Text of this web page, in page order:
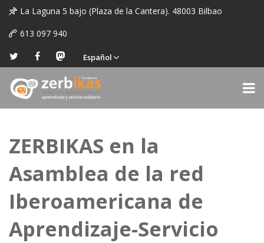
La Laguna 5 bajo (Plaza de la Cantera). 48003 Bilbao
613 097 940
Español
ZERBIKAS en la
Asamblea de la red
Iberoamericana de
Aprendizaje-Servicio